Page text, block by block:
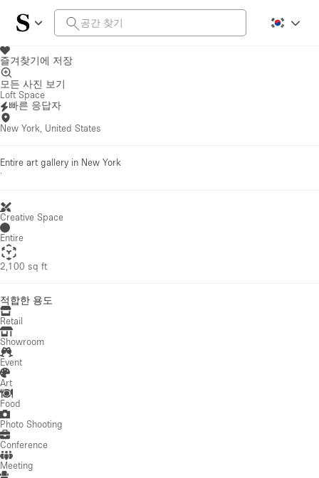
즐겨찾기에 저장
모든 사진 보기
Loft Space
빠른 응답자
New York, United States
Entire art gallery in New York
·
Creative Space
Entire
2,100 sq ft
적합한 용도
Retail
Showroom
Event
Art
Food
Photo Shooting
Conference
Meeting